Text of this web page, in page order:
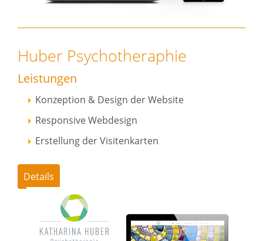
Huber Psychotheraphie
Leistungen
Konzeption & Design der Website
Responsive Webdesign
Erstellung der Visitenkarten
Details